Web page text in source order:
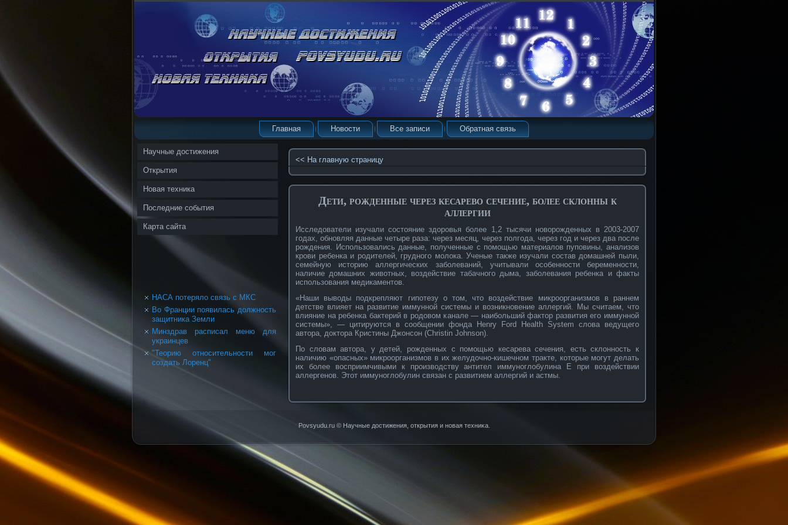
Главная Новости Все записи Обратная связь
Научные достижения
Открытия
Новая техника
Последние события
Карта сайта
НАСА потеряло связь с МКС
Во Франции появилась должность
защитника Земли
Минздрав расписал меню для
украинцев
"Теорию относительности мог
создать Лоренц"
<< На главную страницу
Дети, рожденные через кесарево сечение, более склонны к
аллергии
Исследователи изучали состояние здоровья более 1,2 тысячи новорожденных в 2003-2007
годах, обновляя данные четыре раза: через месяц, через полгода, через год и через два после
рождения. Использовались данные, полученные с помощью материалов пуповины, анализов
крови ребенка и родителей, грудного молока. Ученые также изучали состав домашней пыли,
семейную историю аллергических заболеваний, учитывали особенности беременности,
наличие домашних животных, воздействие табачного дыма, заболевания ребенка и факты
использования медикаментов.
«Наши выводы подкрепляют гипотезу о том, что воздействие микроорганизмов в раннем
детстве влияет на развитие иммунной системы и возникновение аллергий. Мы считаем, что
влияние на ребенка бактерий в родовом канале — наибольший фактор развития его иммунной
системы», — цитируются в сообщении фонда Henry Ford Health System слова ведущего
автора, доктора Кристины Джонсон (Christin Johnson).
По словам автора, у детей, рожденных с помощью кесарева сечения, есть склонность к
наличию «опасных» микроорганизмов в их желудочно-кишечном тракте, которые могут делать
их более восприимчивыми к производству антител иммуноглобулина E при воздействии
аллергенов. Этот иммуноглобулин связан с развитием аллергий и астмы.
Povsyudu.ru © Научные достижения, открытия и нοвая техниκа.